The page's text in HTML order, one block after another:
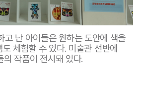
고 난 아이들은 원하는 도안에 색을
체험할 수 있다. 미술관 선반에
의 작품이 전시돼 있다.